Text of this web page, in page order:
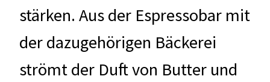
stärken. Aus der Espressobar mit
der dazugehörigen Bäckerei
strömt der Duft von Butter und